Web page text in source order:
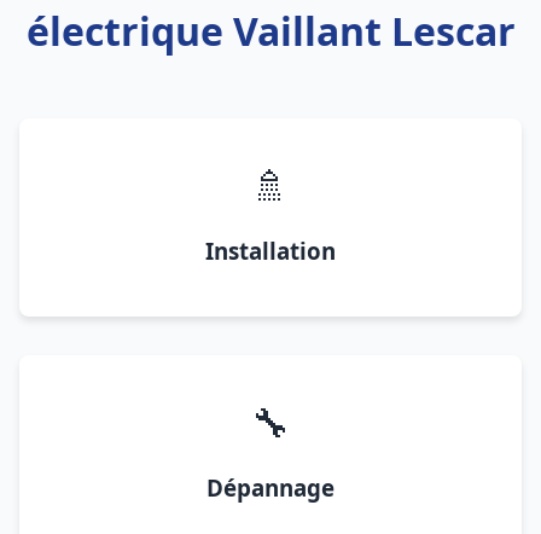
électrique Vaillant Lescar
🚿
Installation
🔧
Dépannage